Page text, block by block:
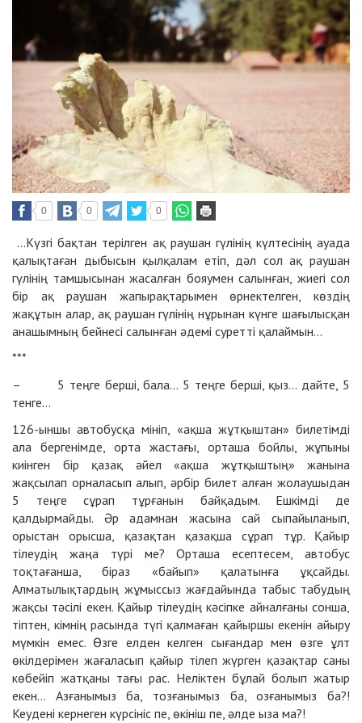
0 0 0
…Күзгі бақтан терілген ақ раушан гүлінің күлтесінің ауада
қалықтаған дыбысын қылқалам етіп, дәл сол ақ раушан
гүлінің тамшысынан жасалған бояумен салынған, жиегі сол
бір ақ раушан жапырақтарымен өрнектелген, көздің
жақұтын алар, ақ раушан гүлінің нұрынан күнге шағылысқан
анашымның бейнесі салынған әдемі суретті қалаймын…
***
– 5 теңге берші, бала… 5 теңге берші, қыз… дайте, 5
тенге…
126-ыншы автобусқа мініп, «ақша жұтқыштан» билетімді
ала бергенімде, орта жастағы, орташа бойлы, жұпыны
киінген бір қазақ әйел «ақша жұтқыштың» жанына
жақсылап орналасып алып, әрбір билет алған жолаушыдан
5 теңге сұрап тұрғанын байқадым. Ешкімді де
қалдырмайды. Әр адамнан жасына сай сыпайыланып,
орыстан орысша, қазақтан қазақша сұрап тұр. Қайыр
тілеудің жаңа түрі ме? Орташа есептесем, автобус
тоқтағанша, біраз «байып» қалатынға ұқсайды.
Алматылықтардың жұмыссыз жағдайында табыс табудың
жақсы тәсілі екен. Қайыр тілеудің кәсіпке айналғаны сонша,
тіптен, кімнің расында түгі қалмаған қайыршы екенін айыру
мүмкін емес. Өзге елден келген сығандар мен өзге ұлт
өкілдерімен жағаласып қайыр тілеп жүрген қазақтар саны
көбейіп жатқаны тағы рас. Неліктен бұлай болып жатыр
екен… Азғанымыз ба, тозғанымыз ба, озғанымыз ба?!
Кеудені кернеген күрсініс пе, өкініш пе, әлде ыза ма?!